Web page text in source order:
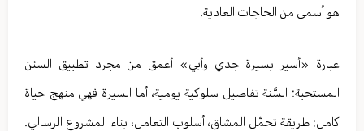
هو أسمى من الحاجات العادية.
عبارة «أسير بسيرة جدي وأبي» أعمق من مجرد تطبيق السنن
المستحبة؛ السُّنة تفاصيل سلوكية يومية، أما السيرة فهي منهج حياة
كامل: طريقة تحمّل المشاق، أسلوب التعامل، بناء المشروع الرسالي.